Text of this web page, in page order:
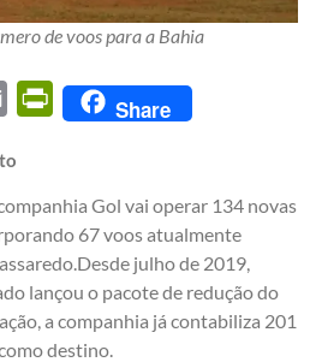
de voos para a Bahia
Email PrintFriendly
Share
Gol vai operar 134 novas
67 voos atualmente
julho de 2019,
lançou o pacote de redução do
a companhia já contabiliza 201
destino.